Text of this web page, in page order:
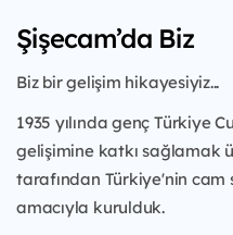
Şişecam’da Biz
Biz bir gelişim hikayesiyiz...
1935 yılında genç Türkiye
gelişimine katkı sağlamak
tarafından Türkiye'nin cam
amacıyla kurulduk.